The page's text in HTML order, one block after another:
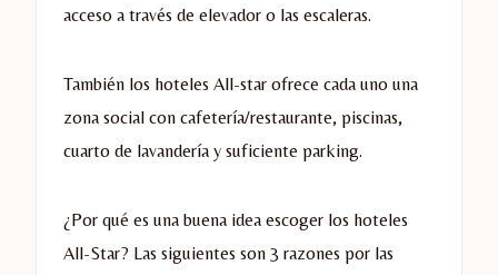
acceso a través de elevador o las escaleras.
También los hoteles All-star ofrece cada uno una
zona social con cafetería/restaurante, piscinas,
cuarto de lavandería y suficiente parking.
¿Por qué es una buena idea escoger los hoteles
All-Star? Las siguientes son 3 razones por las